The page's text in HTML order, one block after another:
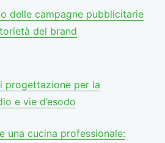
delle campagne pubblicitarie
del brand
progettazione per la
e vie d’esodo
una cucina professionale: